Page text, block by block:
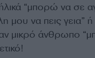
“μπορώ να σε
μου να πεις γεια”
μικρό άνθρωπο